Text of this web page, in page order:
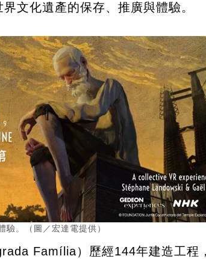
文化遺產的保存、推廣與體驗。
驗。（圖／宏達電提供）
Família）歷經144年建造工